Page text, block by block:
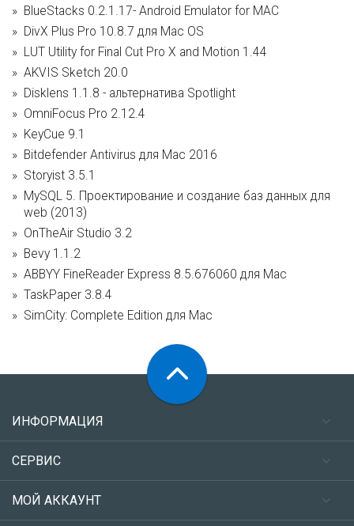
BlueStacks 0.2.1.17- Android Emulator for MAC
DivX Plus Pro 10.8.7 для Mac OS
LUT Utility for Final Cut Pro X and Motion 1.44
AKVIS Sketch 20.0
Disklens 1.1.8 - альтернатива Spotlight
OmniFocus Pro 2.12.4
KeyCue 9.1
Bitdefender Antivirus для Mac 2016
Storyist 3.5.1
MySQL 5. Проектирование и создание баз данных для
web (2013)
OnTheAir Studio 3.2
Bevy 1.1.2
ABBYY FineReader Express 8.5.676060 для Mac
TaskPaper 3.8.4
SimCity: Complete Edition для Mac
ИНФОРМАЦИЯ
СЕРВИС
МОЙ АККАУНТ